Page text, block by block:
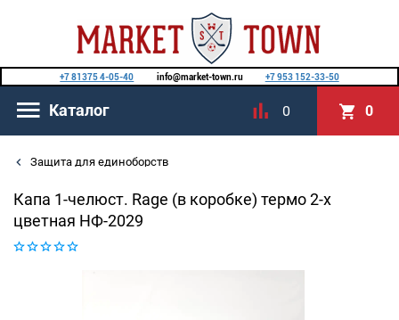
+7 81375 4-05-40 info@market-town.ru +7 953 152-33-50
Каталог 0 0
Защита для единоборств
Капа 1-челюст. Rage (в коробке) термо 2-х
цветная НФ-2029